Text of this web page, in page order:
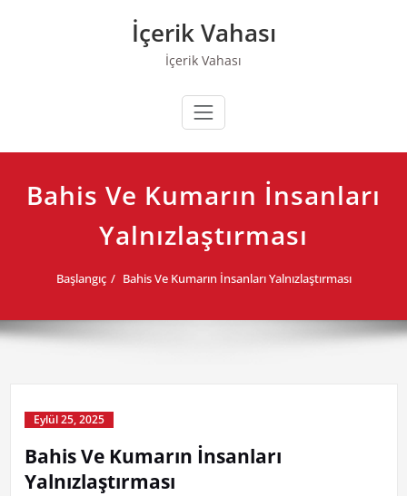
İçerik Vahası
İçerik Vahası
Bahis Ve Kumarın İnsanları
Yalnızlaştırması
Başlangıç Bahis Ve Kumarın İnsanları Yalnızlaştırması
Eylül 25, 2025
Bahis Ve Kumarın İnsanları
Yalnızlaştırması